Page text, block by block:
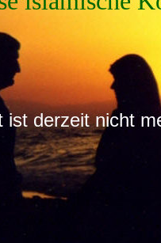
ist derzeit nicht